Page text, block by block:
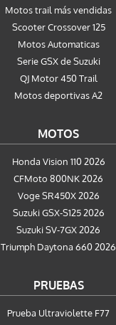
Motos trail más vendidas
Scooter Crossover 125
Motos Automaticas
Serie GSX de Suzuki
QJ Motor 450 Trail
Motos deportivas A2
MOTOS
Honda Vision 110 2026
CFMoto 800NK 2026
Voge SR450X 2026
Suzuki GSX-S125 2026
Suzuki SV-7GX 2026
Triumph Daytona 660 2026
PRUEBAS
Prueba Ultraviolette F77